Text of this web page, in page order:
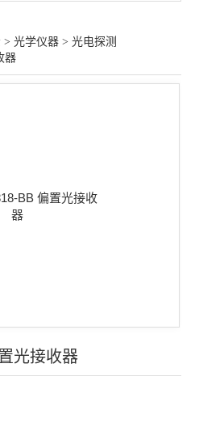
>光学仪器 >光电探测
器
光接收器